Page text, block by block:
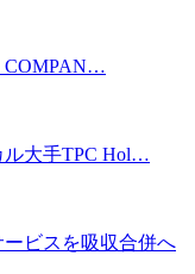
COMPAN…
ル大手TPC Hol…
ビスを吸収合併へ